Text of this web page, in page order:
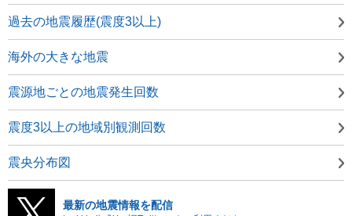
過去の地震履歴(震度3以上)
海外の大きな地震
震源地ごとの地震発生回数
震度3以上の地域別観測回数
震央分布図
最新の地震情報を配信